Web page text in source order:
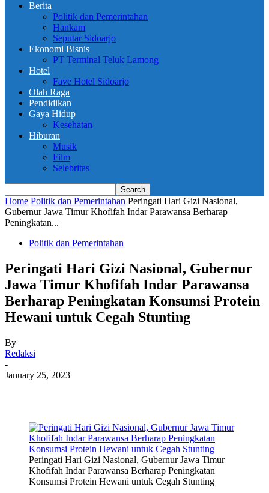
Berita
Politik dan Pemerintahan
Hankam
Seputar Sidoarjo
Ekonomi Bisnis
PT Terminal Teluk Lamong
Hotel
Fave Hotel Sidoarjo
Olah Raga
Pendidikan
Gaya Hidup
Kesehatan
Hiburan
Musik
Film
Selebritas
Home Politik dan Pemerintahan Peringati Hari Gizi Nasional,
Gubernur Jawa Timur Khofifah Indar Parawansa Berharap
Peningkatan...
Politik dan Pemerintahan
Peringati Hari Gizi Nasional, Gubernur
Jawa Timur Khofifah Indar Parawansa
Berharap Peningkatan Konsumsi Protein
Hewani untuk Cegah Stunting
By
Redaksi
-
January 25, 2023
Peringati Hari Gizi Nasional, Gubernur Jawa Timur
Khofifah Indar Parawansa Berharap Peningkatan
Konsumsi Protein Hewani untuk Cegah Stunting